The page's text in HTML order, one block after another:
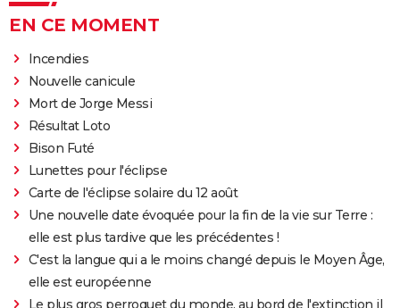
EN CE MOMENT
Incendies
Nouvelle canicule
Mort de Jorge Messi
Résultat Loto
Bison Futé
Lunettes pour l'éclipse
Carte de l'éclipse solaire du 12 août
Une nouvelle date évoquée pour la fin de la vie sur Terre :
elle est plus tardive que les précédentes !
C'est la langue qui a le moins changé depuis le Moyen Âge,
elle est européenne
Le plus gros perroquet du monde, au bord de l'extinction il